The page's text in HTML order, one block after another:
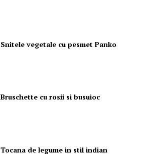
Snitele vegetale cu pesmet Panko
Bruschette cu rosii si busuioc
Tocana de legume in stil indian